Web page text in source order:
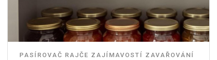
PASÍROVAČ RAJČE ZAJÍMAVOSTÍ ZAVAŘOVÁNÍ